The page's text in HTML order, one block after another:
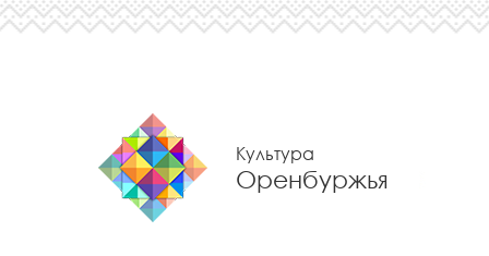
Культура
Оренбуржья